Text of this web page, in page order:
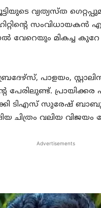
വ്യത്യസ്ത
മികച്ച കുറേ
പാളയം,
പേരിലുണ്ട്.
ടിഎസ് സുരേഷ്
വലിയ വിജയം
Advertisements